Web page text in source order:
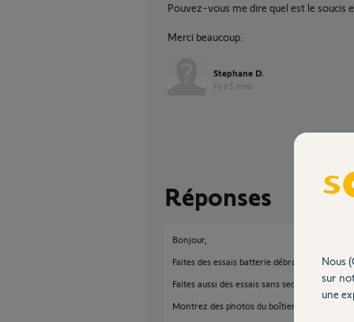
Pouvez-vous me dire quel est le soucis
Merci beaucoup.
Stephane D.
il y a 5 mois
Réponses
Bonjour,
Faites des essais batterie débranchée,
Faites aussi des essais sans secteur,
Montrez des photos du boîtier électronique
Nous
sur
une